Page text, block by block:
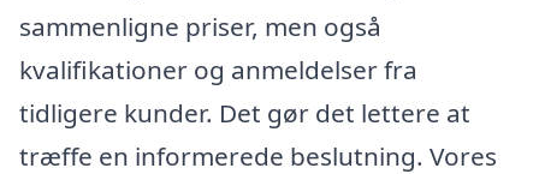
sammenligne priser, men også
kvalifikationer og anmeldelser fra
tidligere kunder. Det gør det lettere at
træffe en informerede beslutning. Vores